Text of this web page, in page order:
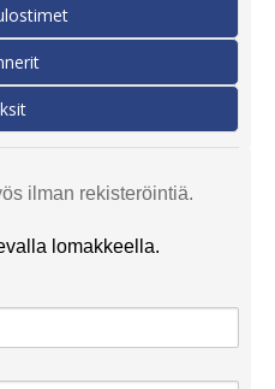
ilman rekisteröintiä.
lomakkeella.